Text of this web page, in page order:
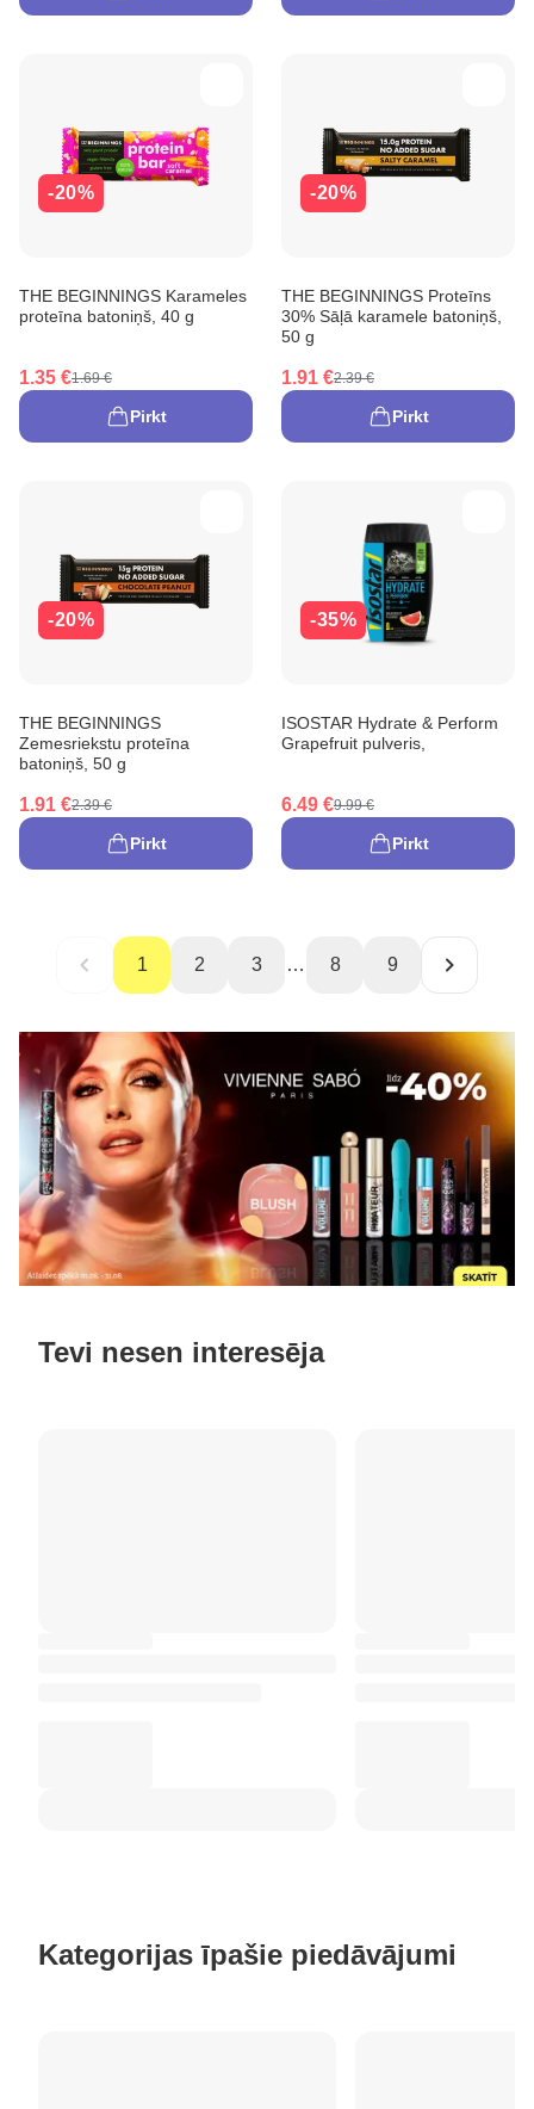
-20%
THE BEGINNINGS Karameles
proteīna batoniņš, 40 g
1.35 €1.69 €
Pirkt
-20%
THE BEGINNINGS Proteīns
30% Sāļā karamele batoniņš,
50 g
1.91 €2.39 €
Pirkt
-20%
THE BEGINNINGS
Zemesriekstu proteīna
batoniņš, 50 g
1.91 €2.39 €
Pirkt
-35%
ISOSTAR Hydrate & Perform
Grapefruit pulveris,
6.49 €9.99 €
Pirkt
1 2 3 … 8 9
Tevi nesen interesēja
Kategorijas īpašie piedāvājumi